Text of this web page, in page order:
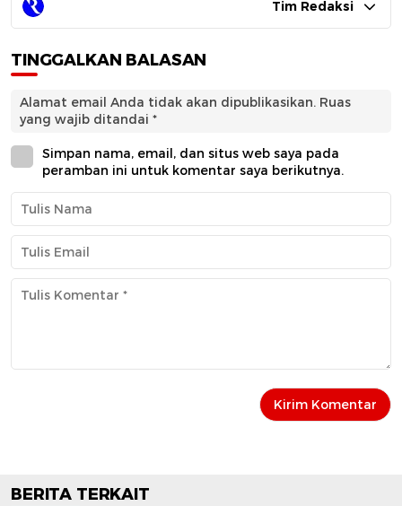
Tim Redaksi
TINGGALKAN BALASAN
Alamat email Anda tidak akan dipublikasikan. Ruas
yang wajib ditandai *
Simpan nama, email, dan situs web saya pada
peramban ini untuk komentar saya berikutnya.
BERITA TERKAIT